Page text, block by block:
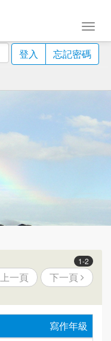
登入
忘記密碼
1-2
上一頁 下一頁
寫作年級